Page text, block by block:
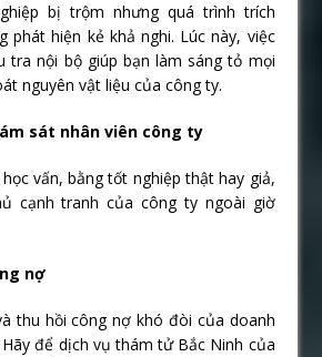
bị trộm nhưng quá trình trích
phát hiện kẻ khả nghi. Lúc này, việc
tra nội bộ giúp bạn làm sáng tỏ mọi
nguyên vật liệu của công ty.
sát nhân viên công ty
vấn, bằng tốt nghiệp thật hay giả,
cạnh tranh của công ty ngoài giờ
nợ
thu hồi công nợ khó đòi của doanh
để dịch vụ thám tử Bắc Ninh của